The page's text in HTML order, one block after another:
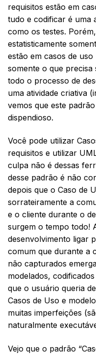
requisitos estão em
tudo e codificar é uma
como os testes.
estatisticamente
estão em casos de
somente o que
todo o processo de
uma atividade criativa
vemos que este
dispendioso.
Você pode utilizar
requisitos e utilizar
culpa não é dessas
desse padrão é não
depois que o Caso de
sorrateiramente a
e o cliente durante o
surgem o tempo todo!
desenvolvimento ligar
comum que durante a
não capturados
modelados,
que o usuário queria
Casos de Uso e
muitas imperfeições
naturalmente
Vejo que o padrão